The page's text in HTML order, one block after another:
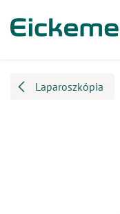
Laparoszkópia